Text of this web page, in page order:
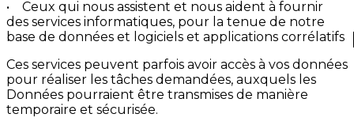
• Ceux qui nous assistent et nous aident à fournir
des services informatiques, pour la tenue de notre
base de données et logiciels et applications corrélatifs
Ces services peuvent parfois avoir accès à vos données
pour réaliser les tâches demandées, auxquels les
Données pourraient être transmises de manière
temporaire et sécurisée.